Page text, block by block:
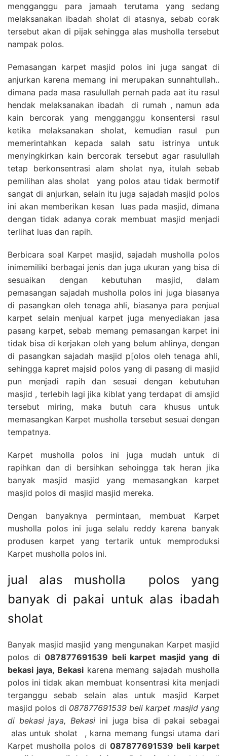
mengganggu para jamaah terutama yang sedang
melaksanakan ibadah sholat di atasnya, sebab corak
tersebut akan di pijak sehingga alas musholla tersebut
nampak polos.
Pemasangan karpet masjid polos ini juga sangat di
anjurkan karena memang ini merupakan sunnahtullah..
dimana pada masa rasulullah pernah pada aat itu rasul
hendak melaksanakan ibadah di rumah , namun ada
kain bercorak yang mengganggu konsentersi rasul
ketika melaksanakan sholat, kemudian rasul pun
memerintahkan kepada salah satu istrinya untuk
menyingkirkan kain bercorak tersebut agar rasulullah
tetap berkonsentrasi alam sholat nya, itulah sebab
pemilihan alas sholat yang polos atau tidak bermotif
sangat di anjurkan, selain itu juga sajadah masjid polos
ini akan memberikan kesan luas pada masjid, dimana
dengan tidak adanya corak membuat masjid menjadi
terlihat luas dan rapih.
Berbicara soal Karpet masjid, sajadah musholla polos
inimemiliki berbagai jenis dan juga ukuran yang bisa di
sesuaikan dengan kebutuhan masjid, dalam
pemasangan sajadah musholla polos ini juga biasanya
di pasangkan oleh tenaga ahli, biasanya para penjual
karpet selain menjual karpet juga menyediakan jasa
pasang karpet, sebab memang pemasangan karpet ini
tidak bisa di kerjakan oleh yang belum ahlinya, dengan
di pasangkan sajadah masjid p[olos oleh tenaga ahli,
sehingga kapret majsid polos yang di pasang di masjid
pun menjadi rapih dan sesuai dengan kebutuhan
masjid , terlebih lagi jika kiblat yang terdapat di amsjid
tersebut miring, maka butuh cara khusus untuk
memasangkan Karpet musholla tersebut sesuai dengan
tempatnya.
Karpet musholla polos ini juga mudah untuk di
rapihkan dan di bersihkan sehoingga tak heran jika
banyak masjid masjid yang memasangkan karpet
masjid polos di masjid masjid mereka.
Dengan banyaknya permintaan, membuat Karpet
musholla polos ini juga selalu reddy karena banyak
produsen karpet yang tertarik untuk memproduksi
Karpet musholla polos ini.
jual alas musholla polos yang
banyak di pakai untuk alas ibadah
sholat
Banyak masjid masjid yang mengunakan Karpet masjid
polos di087877691539 beli karpet masjid yang di
bekasi jaya, Bekasikarena memang sajadah musholla
polos ini tidak akan membuat konsentrasi kita menjadi
terganggu sebab selain alas untuk masjid Karpet
masjid polos di 087877691539 beli karpet masjid yang
di bekasi jaya, Bekasiini juga bisa di pakai sebagai
alas untuk sholat , karna memang fungsi utama dari
Karpet musholla polos di 087877691539 beli karpet